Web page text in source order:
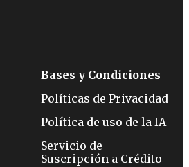
Bases y Condiciones
Políticas de Privacidad
Política de uso de la IA
Servicio de
Suscripción a Crédito